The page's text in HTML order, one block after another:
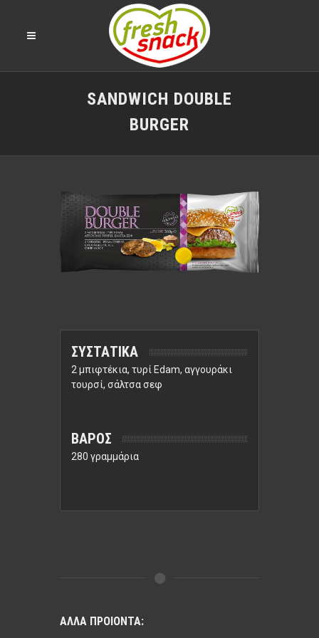
SANDWICH DOUBLE
BURGER
ΣΥΣΤΑΤΙΚΑ
2 μπιφτέκια, τυρί Edam, αγγουράκι
τουρσί, σάλτσα σεφ
ΒΑΡΟΣ
280 γραμμάρια
ΑΛΛΑ ΠΡΟΙΟΝΤΑ: